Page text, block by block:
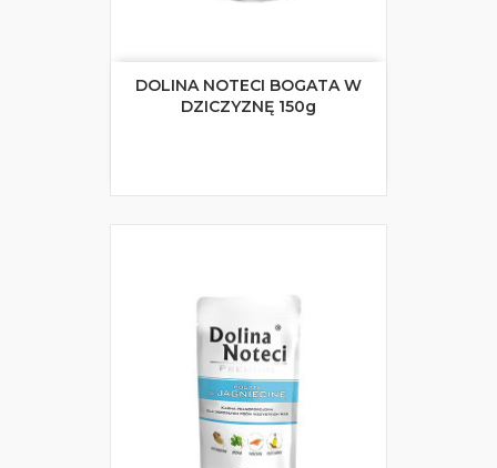
DOLINA NOTECI BOGATA W
DZICZYZNĘ 150g